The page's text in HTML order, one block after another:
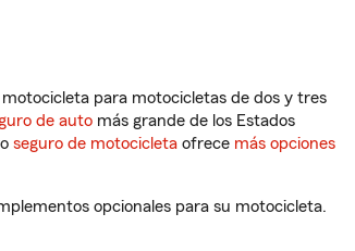
para motocicletas de dos y tres
de auto más grande de los Estados
seguro de motocicleta ofrece más opciones
opcionales para su motocicleta.